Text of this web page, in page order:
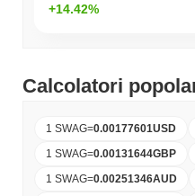
+14.42%
Calcolatori
1 SWAG=0.00177601USD
1 SWAG=0.00131644GBP
1 SWAG=0.00251346AUD